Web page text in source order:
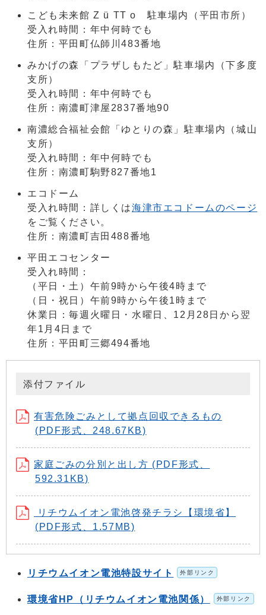
こども未来館 Z ü TT o 駐車場内（平田市所）
受入れ時間：年中何時でも
住所：平田町仏師川483番地
みかげの森「プラザしもたど」駐車場内（下多度
支所）
受入れ時間：年中何時でも
住所：南濃町津屋2837番地90
南濃総合福祉会館「ゆとりの森」駐車場内（城山
支所）
受入れ時間：年中何時でも
住所：南濃町駒野827番地1
エコドーム
受入れ時間：詳しくは海津市エコドームのページ
をご覧ください。
住所：南濃町吉田488番地
平田エコセンター
受入れ時間：
（平日・土）午前9時から午後4時まで
（日・祝日）午前9時から午後1時まで
休業日：毎週火曜日・水曜日、12月28日から翌
年1月4日まで
住所：平田町三郷494番地
添付ファイル
有害危険ごみとして拠点回収できるもの
(PDF形式、248.67KB)
家庭ごみの分別と出し方 (PDF形式、
592.31KB)
リチウムイオン電池啓発チラシ【環境省】
(PDF形式、1.57MB)
リチウムイオン電池特設サイト 外部リンク
環境省HP（リチウムイオン電池関係） 外部リンク